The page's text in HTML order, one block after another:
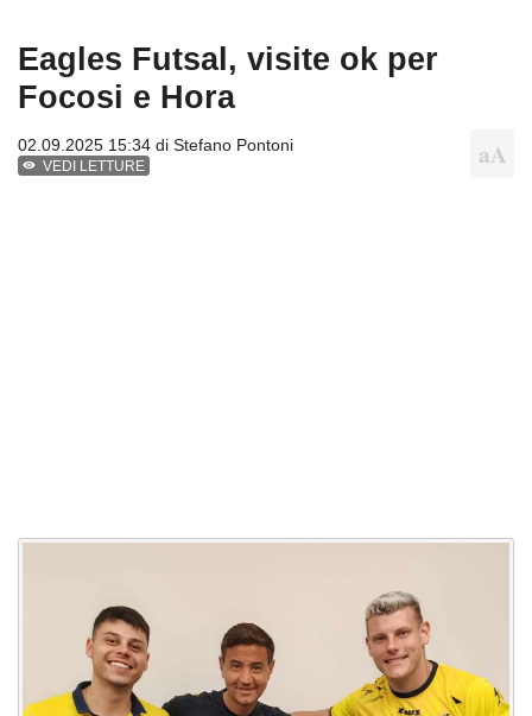
Eagles Futsal, visite ok per
Focosi e Hora
02.09.2025 15:34 di Stefano Pontoni
VEDI LETTURE